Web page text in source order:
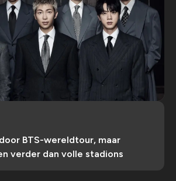
BTS-wereldtour, maar
verder dan volle stadions